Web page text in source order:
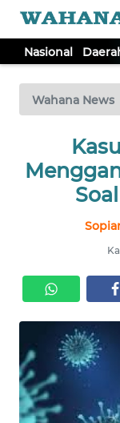
Nasional
Wahana News
TV
Tutup
NASIONAL
POLHUKAM
KRIMINAL
EKUIN
SAINS-TEKNO
KESEHATAN